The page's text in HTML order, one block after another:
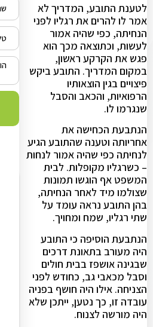
לטענת התובע, המדריך לא
אמר לו להרים את רגליו לפני
הנחיתה, כפי שהיה אמור
לעשות, וכתוצאה מכך הוא
פגש את הקרקע ראשון,
במקום המדריך. התובע ביקש
פיצויים בגין הוצאותיו
הרפואיות, והכאב והסבל
שנגרמו לו.
הנתבעת הכחישה את
אחריותה וטענה שהתובע הגיע
לנחיתה כפי שהיה אמור לנחות
– כשרגליו מקופלות. לבית
המשפט אף הוגשו תמונות
שצולמו מיד לאחר הנחיתה,
בהן התובע נראה עומד על
שתי רגליו, שמח ומחויך.
הנתבעת הוסיפה כי התובע
היה מעורב בתאונת דרכים
שבגינה אושפז בבית חולים
וסבל מכאבי גב, כחודש לפני
הצניחה. אילו היה חושף בפניה
עובדה זו, כך נטען, ייתכן שלא
היה מורשה לצנוח.